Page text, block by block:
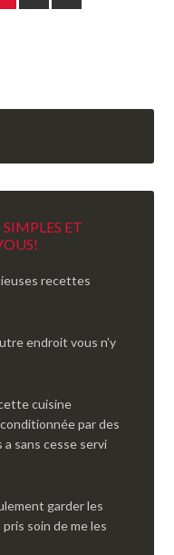
ET
recettes
endroit vous n’y
cuisine
par des
sans cesse servi
garder les
soin de me les